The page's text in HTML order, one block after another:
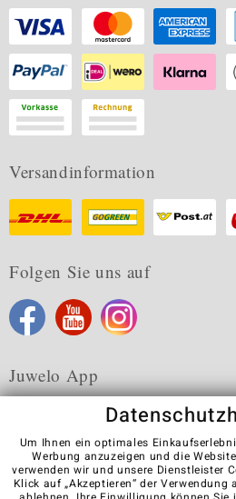
Versandinformation
Folgen Sie uns auf
Juwelo App
Karriere AGB Datenschutz
Kontakt
Vertrag
Um Ihnen ein optimales
Werbung anzuzeigen und die
verwenden wir und unsere Dienstleister
Klick auf „Akzeptieren“ der